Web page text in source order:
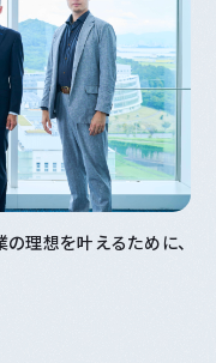
理想を叶えるために、